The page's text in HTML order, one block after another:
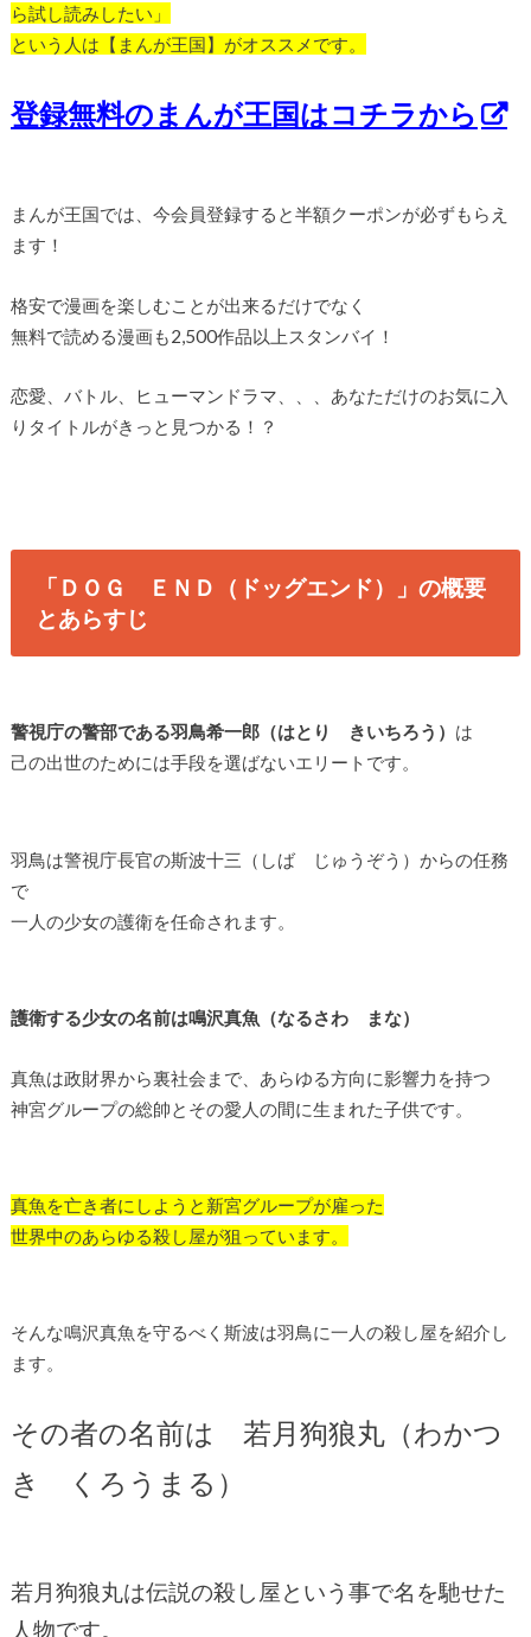
ら試し読みしたい」
という人は【まんが王国】がオススメです。
登録無料のまんが王国はコチラから
まんが王国では、今会員登録すると半額クーポンが必ずもらえ
ます！
格安で漫画を楽しむことが出来るだけでなく
無料で読める漫画も2,500作品以上スタンバイ！
恋愛、バトル、ヒューマンドラマ、、、あなただけのお気に入
りタイトルがきっと見つかる！？
「ＤＯＧ ＥＮＤ（ドッグエンド）」の概要
とあらすじ
警視庁の警部である羽鳥希一郎（はとり きいちろう） は
己の出世のためには手段を選ばないエリートです。
羽鳥は警視庁長官の斯波十三（しば じゅうぞう）からの任務
で
一人の少女の護衛を任命されます。
護衛する少女の名前は鳴沢真魚（なるさわ まな）
真魚は政財界から裏社会まで、あらゆる方向に影響力を持つ
神宮グループの総帥とその愛人の間に生まれた子供です。
真魚を亡き者にしようと新宮グループが雇った
世界中のあらゆる殺し屋が狙っています。
そんな鳴沢真魚を守るべく斯波は羽鳥に一人の殺し屋を紹介し
ます。
その者の名前は 若月狗狼丸（わかつ
き くろうまる）
若月狗狼丸は伝説の殺し屋という事で名を馳せた
人物です。